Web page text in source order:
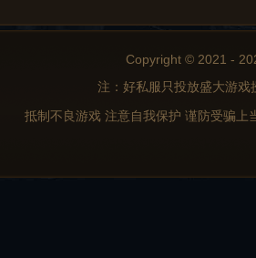
Copyright © 2021 -
注：好私服只投放盛大游
抵制不良游戏 注意自我保护 谨防受骗